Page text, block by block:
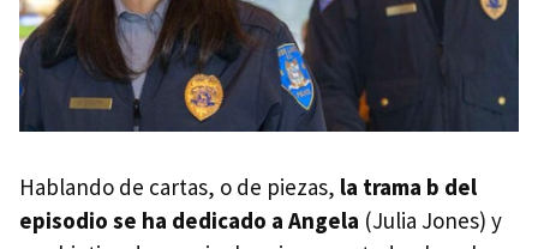
Hablando de cartas, o de piezas, la trama b del
episodio se ha dedicado a Angela (Julia Jones) y